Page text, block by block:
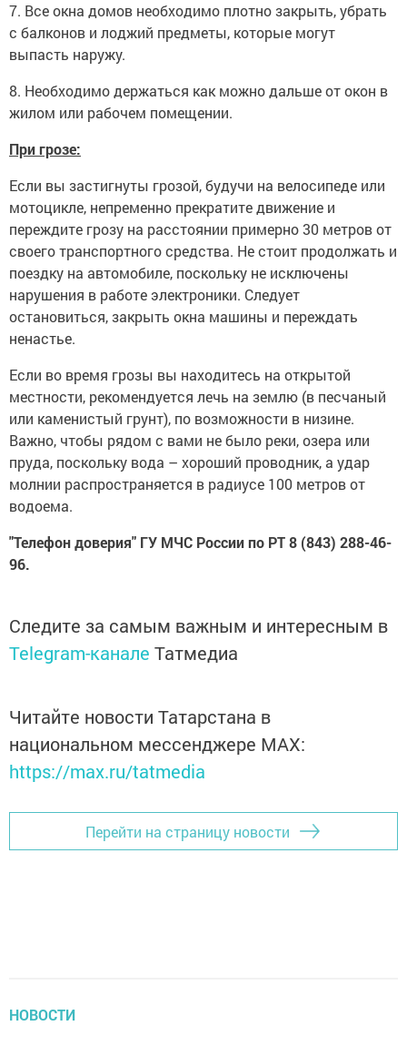
7. Все окна домов необходимо плотно закрыть, убрать
с балконов и лоджий предметы, которые могут
выпасть наружу.
8. Необходимо держаться как можно дальше от окон в
жилом или рабочем помещении.
При грозе:
Если вы застигнуты грозой, будучи на велосипеде или
мотоцикле, непременно прекратите движение и
переждите грозу на расстоянии примерно 30 метров от
своего транспортного средства. Не стоит продолжать и
поездку на автомобиле, поскольку не исключены
нарушения в работе электроники. Следует
остановиться, закрыть окна машины и переждать
ненастье.
Если во время грозы вы находитесь на открытой
местности, рекомендуется лечь на землю (в песчаный
или каменистый грунт), по возможности в низине.
Важно, чтобы рядом с вами не было реки, озера или
пруда, поскольку вода – хороший проводник, а удар
молнии распространяется в радиусе 100 метров от
водоема.
"Телефон доверия" ГУ МЧС России по РТ 8 (843) 288-46-
96.
Следите за самым важным и интересным в
Telegram-канале Татмедиа
Читайте новости Татарстана в
национальном мессенджере MАХ:
https://max.ru/tatmedia
Перейти на страницу новости
НОВОСТИ